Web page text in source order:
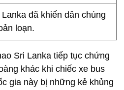
đã khiến dân chúng
loạn.
Sri Lanka tiếp tục chứng
khác khi chiếc xe bus
gia này bị những kẻ khủng